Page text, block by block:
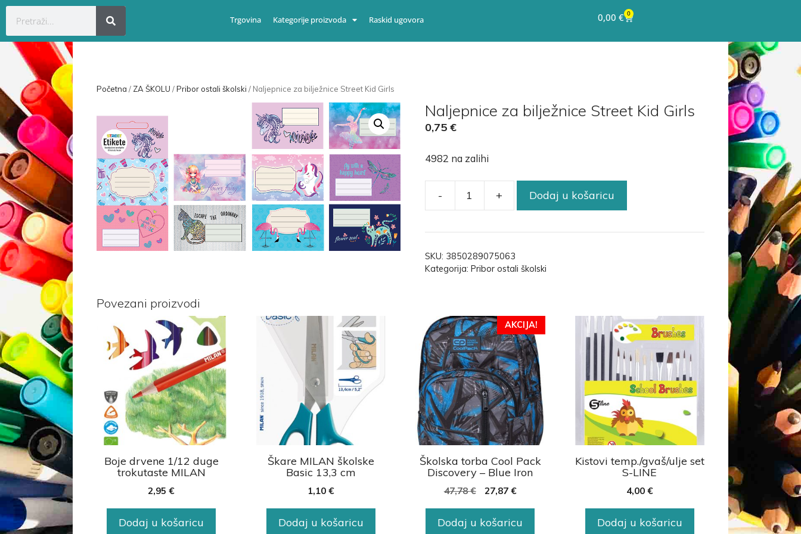
Trgovina Kategorije proizvoda Raskid ugovora 0,00€ 0
Početna / ZA ŠKOLU /Pribor ostali školski / Naljepnice za bilježnice Street Kid Girls
Naljepnice za bilježnice Street Kid Girls
0,75 €
4982 na zalihi
- + Dodaj u košaricu
SKU: 3850289075063
Kategorija: Pribor ostali školski
Povezani proizvodi
Boje drvene 1/12 duge
trokutaste MILAN
2,95€
Dodaj u košaricu
Škare MILAN školske
Basic 13,3 cm
1,10 €
Dodaj u košaricu
AKCIJA!
Školska torba Cool Pack
Discovery – Blue Iron
47,78€ 27,87 €
Dodaj u košaricu
Kistovi temp./gvaš/ulje set
S-LINE
4,00 €
Dodaj u košaricu